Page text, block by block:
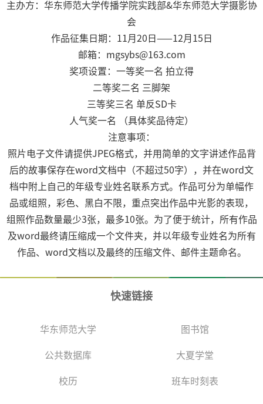
主办方：华东师范大学传播学院实践部&华东师范大学摄影协
会
作品征集日期：11月20日——12月15日
邮箱：mgsybs@163.com
奖项设置：一等奖一名 拍立得
二等奖二名 三脚架
三等奖三名 单反SD卡
人气奖一名 （具体奖品待定）
注意事项：
照片电子文件请提供JPEG格式，并用简单的文字讲述作品背
后的故事保存在word文档中（不超过50字），并在word文
档中附上自己的年级专业姓名联系方式。作品可分为单幅作
品或组照，彩色、黑白不限，重点突出作品中光影的表现，
组照作品数量最少3张，最多10张。为了便于统计，所有作品
及word最终请压缩成一个文件夹，并以年级专业姓名为所有
作品、word文档以及最终的压缩文件、邮件主题命名。
快速链接
华东师范大学 图书馆
公共数据库 大夏学堂
校历 班车时刻表